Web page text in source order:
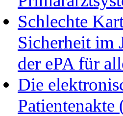
Schlechte
Sicherheit im
der ePA für
Die
Patientenakte